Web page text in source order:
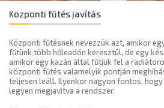
Központi fűtés javítás
Központi fűtésnek nevezzük azt, amikor
fűtünk több hőleadón keresztül, de egy
amikor egy kazán által fűtjük fel a
központi fűtés valamelyik pontján
teljesen leáll. Ilyenkor nagyon fontos,
legyen megjavítva a rendszer.